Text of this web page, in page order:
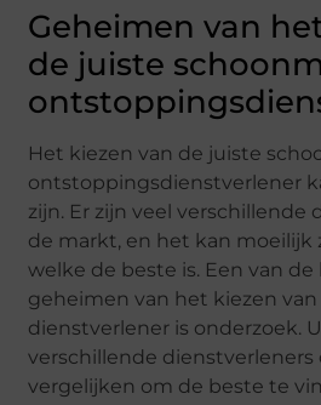
Geheimen van
de juiste
Het kiezen van de juiste
ontstoppingsdienstverlener
zijn. Er zijn veel verschillende
de markt, en het kan moeilijk
welke de beste is. Een van
geheimen van het kiezen
dienstverlener is onderzoek.
verschillende dienstverleners
vergelijken om de beste te